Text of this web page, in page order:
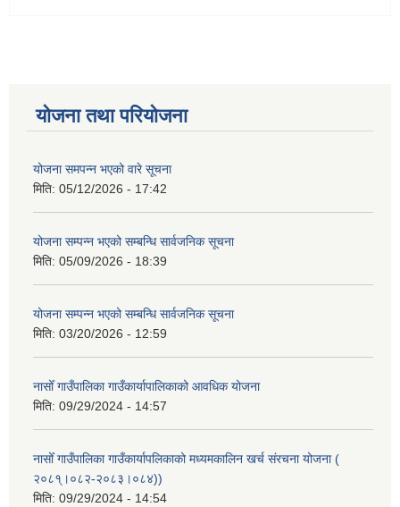
योजना तथा परियोजना
योजना समपन्न भएको वारे सूचना
मिति: 05/12/2026 - 17:42
योजना सम्पन्न भएको सम्बन्धि सार्वजनिक सूचना
मिति: 05/09/2026 - 18:39
योजना सम्पन्न भएको सम्बन्धि सार्वजनिक सूचना
मिति: 03/20/2026 - 12:59
नासोँ गाउँपालिका गाउँकार्यापालिकाको आवधिक योजना
मिति: 09/29/2024 - 14:57
नासोँ गाउँपालिका गाउँकार्यापलिकाको मध्यमकालिन खर्च संरचना योजना (
२०८१्।०८२-२०८३।०८४))
मिति: 09/29/2024 - 14:54